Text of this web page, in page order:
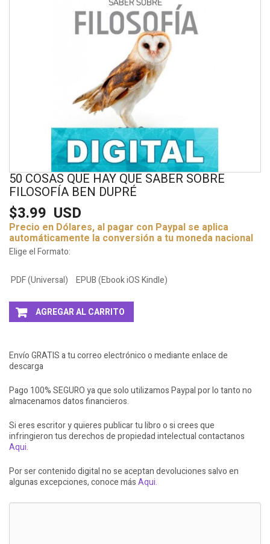
50 COSAS QUE HAY QUE SABER SOBRE
FILOSOFÍA BEN DUPRÉ
$3.99 USD
Precio en Dólares, al pagar con Paypal se aplica
automáticamente la conversión a tu moneda nacional
Elige el Formato:
PDF (Universal) EPUB (Ebook iOS Kindle)
AGREGAR AL CARRITO
Envío GRATIS a tu correo electrónico o mediante enlace de
descarga
Pago 100% SEGURO ya que solo utilizamos Paypal por lo tanto no
almacenamos datos financieros.
Si eres escritor y quieres publicar tu libro o si crees que
infringieron tus derechos de propiedad intelectual contactanos
Aqui.
Por ser contenido digital no se aceptan devoluciones salvo en
algunas excepciones, conoce másAqui.